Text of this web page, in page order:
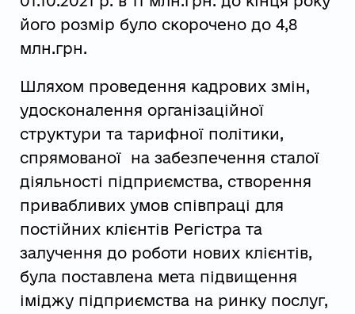
його розмір було скорочено до 4,8
млн.грн.
Шляхом проведення кадрових змін,
удосконалення організаційної
структури та тарифної політики,
спрямованої на забезпечення сталої
діяльності підприємства, створення
привабливих умов співпраці для
постійних клієнтів Регістра та
залучення до роботи нових клієнтів,
була поставлена мета підвищення
іміджу підприємства на ринку послуг,